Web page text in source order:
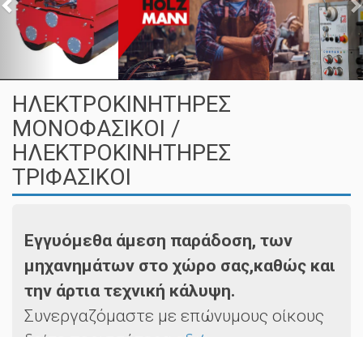
ΗΛΕΚΤΡΟΚΙΝΗΤΗΡΕΣ
ΜΟΝΟΦΑΣΙΚΟΙ /
ΗΛΕΚΤΡΟΚΙΝΗΤΗΡΕΣ
ΤΡΙΦΑΣΙΚΟΙ
Εγγυόμεθα άμεση παράδοση, των
μηχανημάτων στο χώρο σας,καθώς και
την άρτια τεχνική κάλυψη.
Συνεργαζόμαστε με επώνυμους οίκους